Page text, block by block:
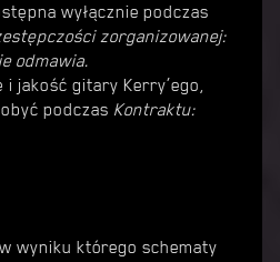
wyłącznie podczas
zorganizowanej:
odmawia.
i jakość gitary Kerry’ego,
podczas Kontraktu:
wyniku którego schematy